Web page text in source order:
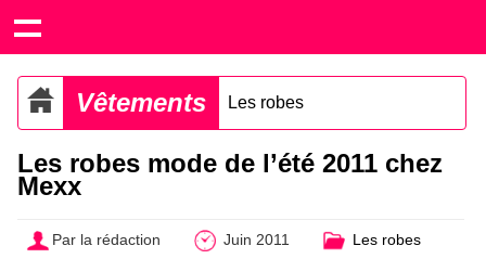
Vêtements Les robes
Les robes mode de l’été 2011 chez
Mexx
Par la rédaction Juin 2011 Les robes